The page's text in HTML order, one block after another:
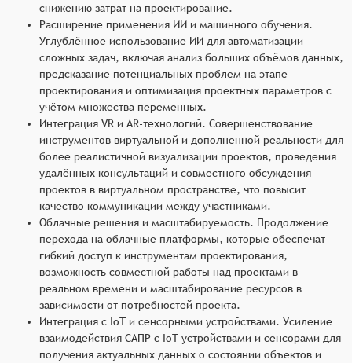
снижению затрат на проектирование.
Расширение применения ИИ и машинного обучения.
Углублённое использование ИИ для автоматизации
сложных задач, включая анализ больших объёмов данных,
предсказание потенциальных проблем на этапе
проектирования и оптимизация проектных параметров с
учётом множества переменных.
Интеграция VR и AR-технологий. Совершенствование
инструментов виртуальной и дополненной реальности для
более реалистичной визуализации проектов, проведения
удалённых консультаций и совместного обсуждения
проектов в виртуальном пространстве, что повысит
качество коммуникации между участниками.
Облачные решения и масштабируемость. Продолжение
перехода на облачные платформы, которые обеспечат
гибкий доступ к инструментам проектирования,
возможность совместной работы над проектами в
реальном времени и масштабирование ресурсов в
зависимости от потребностей проекта.
Интеграция с IoT и сенсорными устройствами. Усиление
взаимодействия САПР с IoT-устройствами и сенсорами для
получения актуальных данных о состоянии объектов и